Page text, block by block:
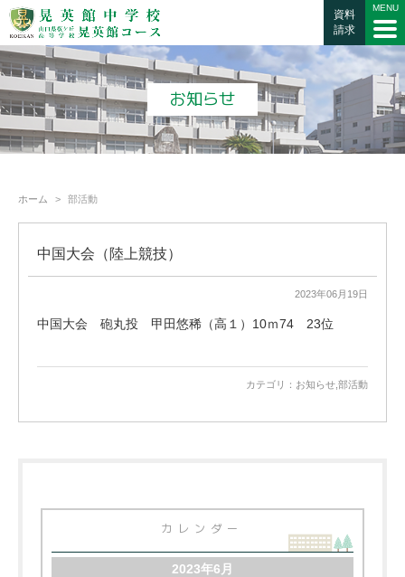
資料
請求
お知らせ
ホーム 部活動
中国大会（陸上競技）
2023年06月19日
中国大会 砲丸投 甲田悠稀（高１）10ｍ74 23位
カテゴリ： お知らせ 部活動
カレンダー
2023年6月